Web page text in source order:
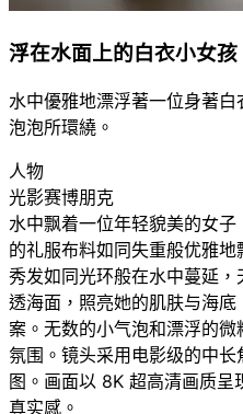
浮在水面上的白衣小女孩
水中優雅地漂浮著一位身著
泡泡所環繞。
人物
光影赛博朋克
水中飘着一位年轻貌美的女
的礼服布料如同失重般优雅
秀发如同光环般在水中蔓延
透海面，照亮她的肌肤与海
案。无数的小气泡和漂浮的
氛围。镜头采用电影级的中
图。画面以 8K 超高清画质呈
真实感。